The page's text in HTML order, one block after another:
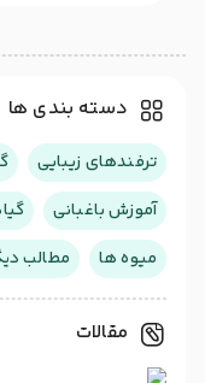
دسته بندی ها
ترفندهای زیبایی
آموزش باغبانی
میوه ها
مطالب
مقالات